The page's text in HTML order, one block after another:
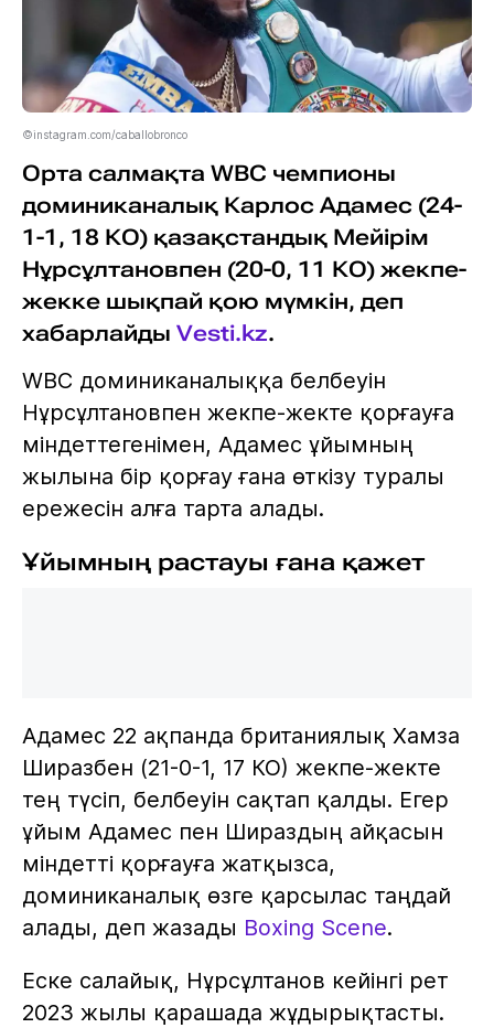
©instagram.com/caballobronco
Орта салмақта WBC чемпионы
доминиканалық Карлос Адамес (24-
1-1, 18 КО) қазақстандық Мейірім
Нұрсұлтановпен (20-0, 11 КО) жекпе-
жекке шықпай қою мүмкін, деп
хабарлайды Vesti.kz.
WBC доминиканалыққа белбеуін
Нұрсұлтановпен жекпе-жекте қорғауға
міндеттегенімен, Адамес ұйымның
жылына бір қорғау ғана өткізу туралы
ережесін алға тарта алады.
Ұйымның растауы ғана қажет
Адамес 22 ақпанда британиялық Хамза
Ширазбен (21-0-1, 17 КО) жекпе-жекте
тең түсіп, белбеуін сақтап қалды. Егер
ұйым Адамес пен Шираздың айқасын
міндетті қорғауға жатқызса,
доминиканалық өзге қарсылас таңдай
алады, деп жазады Boxing Scene.
Еске салайық, Нұрсұлтанов кейінгі рет
2023 жылы қарашада жұдырықтасты.